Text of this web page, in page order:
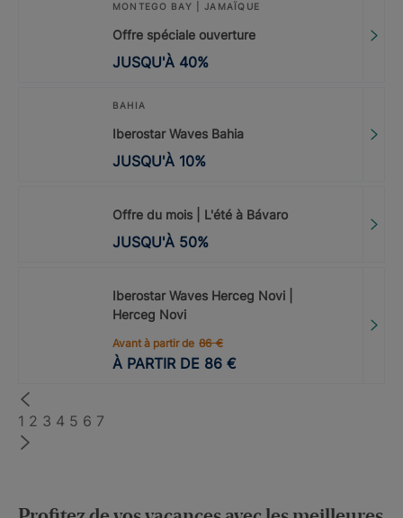
MONTEGO BAY | JAMAÏQUE
Offre spéciale ouverture
JUSQU'À 40%
BAHIA
Iberostar Waves Bahia
JUSQU'À 10%
Offre du mois | L'été à Bávaro
JUSQU'À 50%
Iberostar Waves Herceg Novi |
Herceg Novi
Avant à partir de 86 €
À PARTIR DE 86 €
1 2 3 4 5 6 7